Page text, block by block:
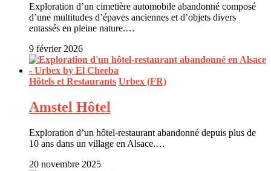
Exploration d’un cimetière automobile abandonné composé
d’une multitudes d’épaves anciennes et d’objets divers
entassés en pleine nature.…
9 février 2026
Hôtels et Restaurants Urbex (FR)
Amstel Hôtel
Exploration d’un hôtel-restaurant abandonné depuis plus de
10 ans dans un village en Alsace.…
20 novembre 2025